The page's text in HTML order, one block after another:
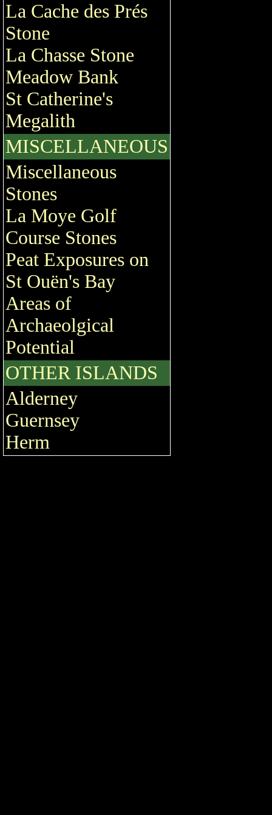
La Cache des Prés
Stone
La Chasse Stone
Meadow Bank
St Catherine's
Megalith
MISCELLANEOUS
Miscellaneous
Stones
La Moye Golf
Course Stones
Peat Exposures on
St Ouën's Bay
Areas of
Archaeolgical
Potential
OTHER ISLANDS
Alderney
Guernsey
Herm